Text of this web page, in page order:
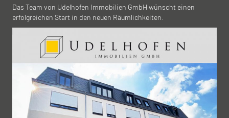
Das Team von Udelhofen Immobilien GmbH wünscht einen
erfolgreichen Start in den neuen Räumlichkeiten.